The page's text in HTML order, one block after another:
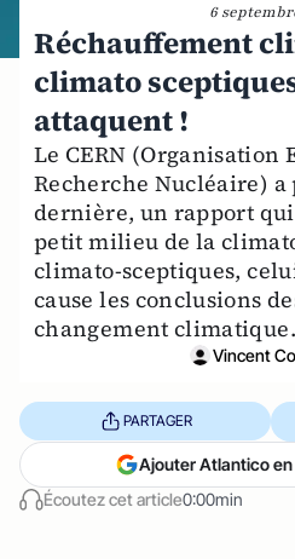
6
Réchauffement
climato
attaquent !
Le CERN (Organisation
Recherche Nucléaire)
dernière, un rapport
petit milieu de la
climato-sceptiques,
cause les conclusions
changement
Vincent
Écoutez cet article0:00min
PARTAGER
Ajouter Atlantico